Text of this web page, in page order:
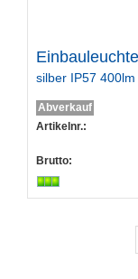
silber IP57
Abverkauf
Artikelnr.:
Brutto: